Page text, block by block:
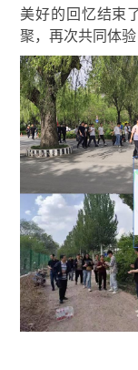
美好的回忆结束
聚，再次共同体